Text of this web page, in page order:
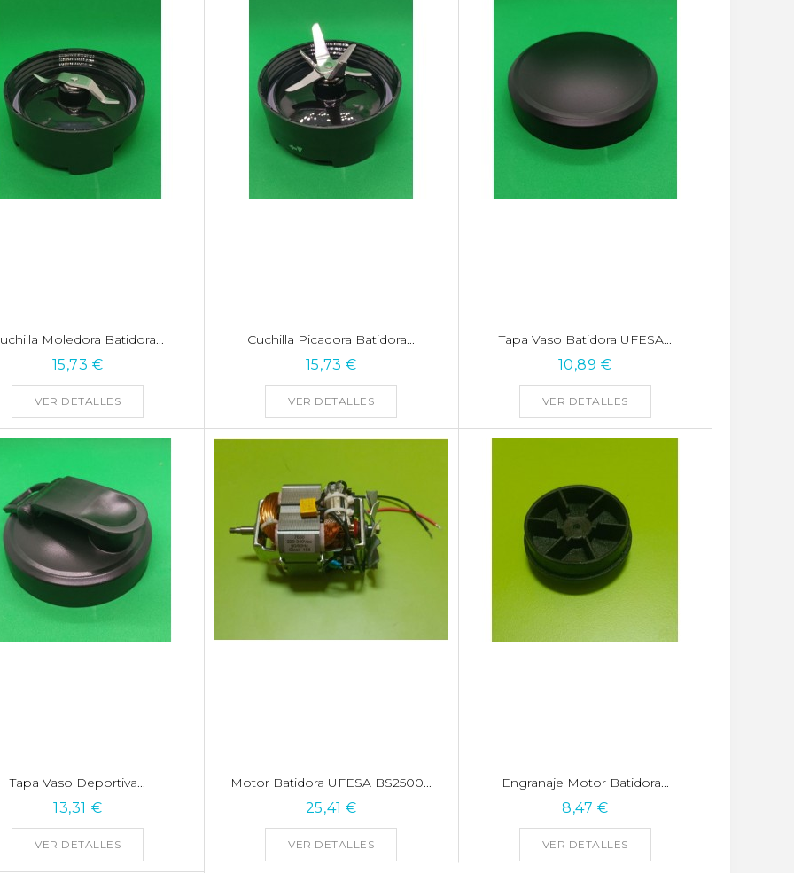
Moledora Batidora...
15,73 €
VER DETALLES
Cuchilla Picadora Batidora...
15,73 €
VER DETALLES
Tapa Vaso Batidora UFESA...
10,89 €
VER DETALLES
Tapa Vaso Deportiva...
13,31 €
VER DETALLES
Motor Batidora UFESA BS2500...
25,41 €
VER DETALLES
Engranaje Motor Batidora...
8,47 €
VER DETALLES